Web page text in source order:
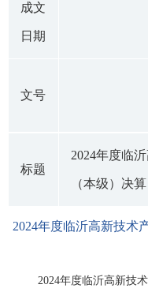
成文
日期
文号
标题
2024年度临
（本级）决算
2024年度临沂高新技术
2024年度临沂高新技